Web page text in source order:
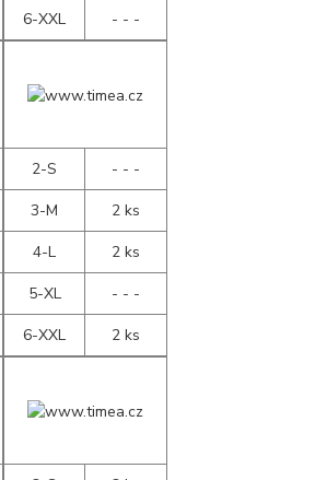
6-XXL
- - -
2-S
- - -
3-M
2 ks
4-L
2 ks
5-XL
- - -
6-XXL
2 ks